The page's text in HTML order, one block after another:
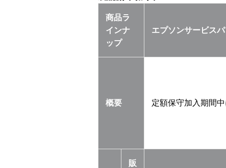
商品ラ
インナ
ップ
エプソンサービスパ
概要 定額保守加入期間
販